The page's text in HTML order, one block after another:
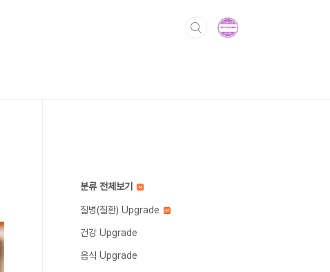
분류 전체보기
질병(질환) Upgrade
건강 Upgrade
음식 Upgrade